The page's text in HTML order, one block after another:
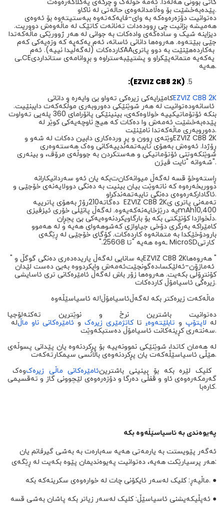
پێدەبەخشێت بۆ وەڵامدانەوەی حاڵەتی لە ناکاو.
دەتوانیت دۆزەرەوەکە بە وای-فایەکەتەوە ببەستیتەوە بۆ ئەوەی
هەمیشە بزانیت چی ڕوودەدات تەنانەت کاتێک لە ماڵەوەش دووریت.
دیزاینە شیک و سادەکەی وادەکات بە جوانی لە هەر ژوورێکی ماڵەکەتدا
جێی ببێتەوە. هەروەها دانانی ئاسانە، ئەم یەکەیە کە وزەیەکی کەم
AA
CE
هەیە.
5.
:(EZVIZ CB8 2K)
EZVIZ CB8 2K
و
بنکە ئۆتۆماتیکییە خولاوەکەی، بینینێکی پانۆرامای 360 پلەیی تەواوت
پێدەبەخشێت ئەمەش وا دەکات کە هیچ ناوچەیەکی کوێر لە
دەوروبەری ماڵەکەتدا نامێنێت.
EZVIZ CB8 2Kوێنەی ڕوون و پڕ وردەکاری دابین دەکات لە شەو و
ڕۆژدا. ئەوەش بەهۆی تایبەتمەندییەکانی وەک هەستەوەری
شوێنکەوتنی ئۆتۆماتیکی و هەستکردن بە جووڵەی مرۆڤ، و بینەری
شەوانە "نایت ڤیژن".
ڕاستەوخۆ قسە لەگەڵ میوانەکانت
دووربخەرەوە کە ناتەوێت بیان بینیت بە دەنگی دوولایەنەی خۆجێی و
ئاگادارکەرەوەی دەنگی تایبەتمەندکراو.
تەمەنی پاتری
EZVIZ CB8 2K
210
10,400
mAh
دڵخوازدا کۆنێکتی بکە بۆ بارگاویکردنەوەیەکی بێ پچڕان.
کامێراکە بەرگری دۆخی جیاوازی کەشوهەوای هەیە و لە هەموو
بارودۆخێکدا بە متمانەوە کاردەکات. کۆگای خۆجێی لە ڕێگەی
کارتی
MicroSD
256GB
".
هەروەها "
EZVIZ CB8 2K
" بە سانایی لەگەڵ یاریدەدەری دەنگی گوگڵ و
دەگونجێت،
کۆنتڕۆڵی بکەیت. هەروەها زۆر باش لەگەڵ ئامێرەکانی تری ئاسایشی
زیرەکی ئاسیامۆڵ کاردەکات.
ئاسیامۆڵلە ئاسیاسێڵەوە!
دەتوانیت باشترین نرخ و نوێترین تەکنەلۆجیا
لە لاپتۆپ تابلێتەوە، کاتژمێری زیرەک ئامێرەکانی ناو ماڵ
سەنتەری کڕینەکانت ئاسیامۆڵ دەستبکەوێت.
لە هەمان کاتدا، شوێنێکی نموونەییە بۆ پڕکردنەوە یان پێدانی پسوڵەی
هێڵی ئاسیاسێڵەکەت یان پڕکردنەوەی باڵانسی سیمکارتەکەت.
کلیک لێرە بکە بۆ بینینی باشترین
ئامێرەکانی ماڵی زیرەک
گەرمکەرەوەی ئاو و قفڵی دەرگا و دۆزەرەوەی لێچوونی گاز و تەقسیمی
کارەبا.
پەیوەندی بە ئاسیاسێڵەوە بکە
ئەگەر پێویستت بە یارمەتی هەیە سەبارەت بە بەشی گیرفانم یان
هەر پرسیارێکت هەیە، دەتوانیت پەیوەندیمان پێوە بکەیت لە ڕێگەی:
● ماڵپەڕ: کلیک لەسەر ئایکۆنی چات لە خوارەوەی سکرینەکە بکە.
●